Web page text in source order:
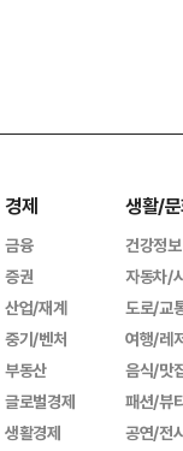
경제
금융
증권
산업/재계
중기/벤처
부동산
글로벌경제
생활경제
생활/
건강정보
자동차/
도로/교
여행/레
음식/맛
패션/뷰
공연/전